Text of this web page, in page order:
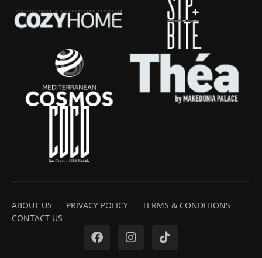
ABOUT US PRIVACY POLICY
TERMS & CONDITIONS
CONTACT US